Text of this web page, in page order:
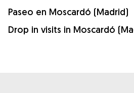
Paseo en Moscardó (Madrid)
Drop in visits in Moscardó